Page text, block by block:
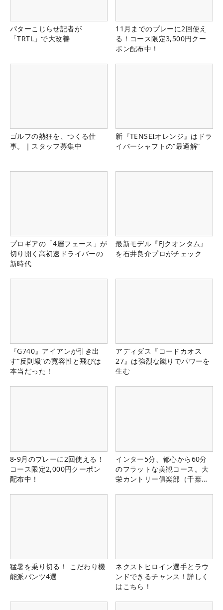
パターこじらせ記者が
「TRTL」で大改善
11月までのプレーに2回使え
る！コース限定3,500円クー
ポン配布中！
ゴルフの熱狂を、つくる仕
事。｜スタッフ募集中
新『TENSEIオレンジ』はドラ
イバーシャフトの“最適解”
プロギアの「4層フェース」が
切り開く高初速ドライバーの
新時代
最新モデル『FJクオンタム』
を石井良介プロがチェック
『G740』アイアンが引き出
す“反則級”の寛容性と飛びは
本当だった！
アディダス『コードカオス
27』は強烈な蹴りでパワーを
生む
8-9月のプレーに2回使える！
コース限定2,000円クーポン
配布中！
インター5分、都心から60分
のフラットな美観コース。大
栄カントリー俱楽部（千葉
猛暑を乗り切る！ こだわり機
能派パンツ4選
ネクストヒロイン選手とラウ
ンドできるチャンス！詳しく
はこちら！